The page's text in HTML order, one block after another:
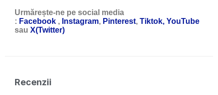
Urmărește-ne pe social media
: Facebook , Instagram, Pinterest, Tiktok, YouTube
sau X(Twitter)
Recenzii